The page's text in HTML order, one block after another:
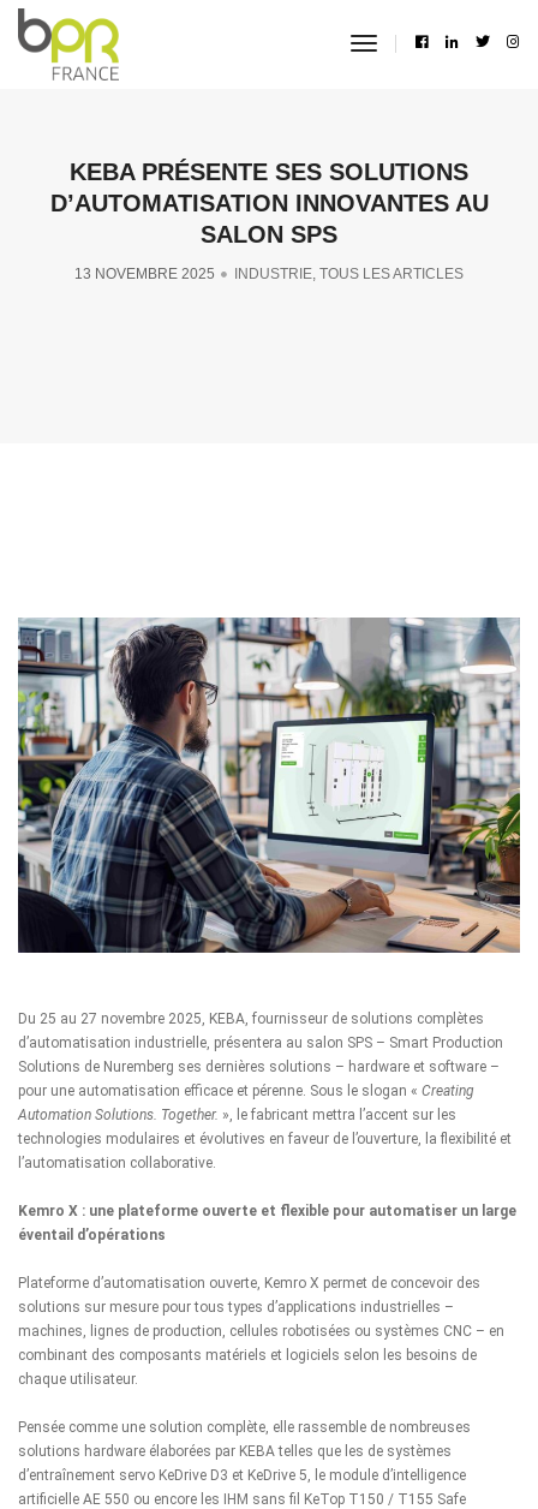
toggle
KEBA PRÉSENTE SES SOLUTIONS
D’AUTOMATISATION INNOVANTES AU
SALON SPS
13 NOVEMBRE 2025 INDUSTRIE, TOUS LES ARTICLES
Du 25 au 27 novembre 2025, KEBA , fournisseur de solutions complètes
d’automatisation industrielle, présentera au salon SPS – Smart Production
Solutions de Nuremberg ses dernières solutions – hardware et software –
pour une automatisation efficace et pérenne. Sous le slogan « Creating
Automation Solutions. Together. », le fabricant mettra l’accent sur les
technologies modulaires et évolutives en faveur de l’ouverture, la flexibilité et
l’automatisation collaborative.
Kemro X : une plateforme ouverte et flexible pour automatiser un large
éventail d’opérations
Plateforme d’automatisation ouverte, Kemro X permet de concevoir des
solutions sur mesure pour tous types d’applications industrielles –
machines, lignes de production, cellules robotisées ou systèmes CNC – en
combinant des composants matériels et logiciels selon les besoins de
chaque utilisateur.
Pensée comme une solution complète, elle rassemble de nombreuses
solutions hardware élaborées par KEBA telles que les de systèmes
d’entraînement servo KeDrive D3 et KeDrive 5 , le module d’intelligence
artificielle AE 550 ou encore les IHM sans fil KeTop T150 / T155 Safe